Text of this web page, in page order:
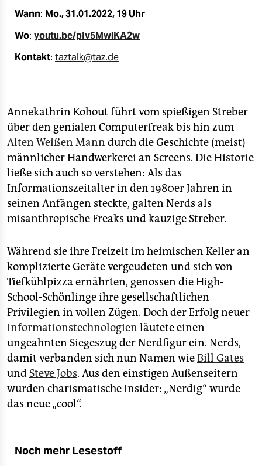
Wann: Mo., 31.01.2022, 19 Uhr
Wo: youtu.be/pIv5MwlKA2w
Kontakt: taztalk@taz.de
Annekathrin Kohout führt vom spießigen Streber
über den genialen Computerfreak bis hin zum
Alten Weißen Mann durch die Geschichte (meist)
männlicher Handwerkerei an Screens. Die Historie
ließe sich auch so verstehen: Als das
Informationszeitalter in den 1980er Jahren in
seinen Anfängen steckte, galten Nerds als
misanthropische Freaks und kauzige Streber.
Während sie ihre Freizeit im heimischen Keller an
komplizierte Geräte vergeudeten und sich von
Tiefkühlpizza ernährten, genossen die High-
School-Schönlinge ihre gesellschaftlichen
Privilegien in vollen Zügen. Doch der Erfolg neuer
Informationstechnologien läutete einen
ungeahnten Siegeszug der Nerdfigur ein. Nerds,
damit verbanden sich nun Namen wieBill Gates
und Steve Jobs. Aus den einstigen Außenseitern
wurden charismatische Insider: „Nerdig“ wurde
das neue „cool“.
Noch mehr Lesestoff